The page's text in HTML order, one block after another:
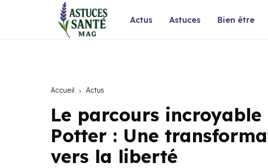
Actus Astuces Bien être
Accueil Actus
Le parcours incroyable
Potter : Une
vers la liberté